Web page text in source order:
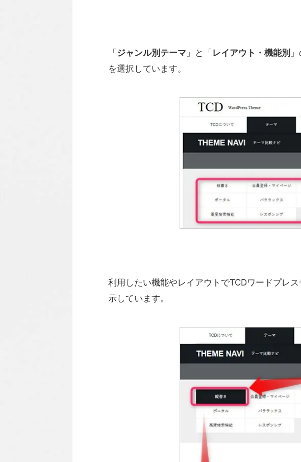
「 ジャンル別テーマ 」と「 レイアウト・機能別
を選択しています。
利用したい機能やレイアウトでTCDワードプレ
示しています。